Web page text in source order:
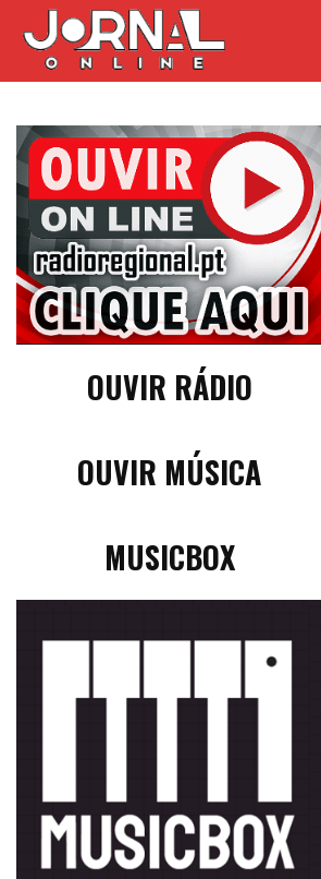
OUVIR RÁDIO
OUVIR MÚSICA
MUSICBOX